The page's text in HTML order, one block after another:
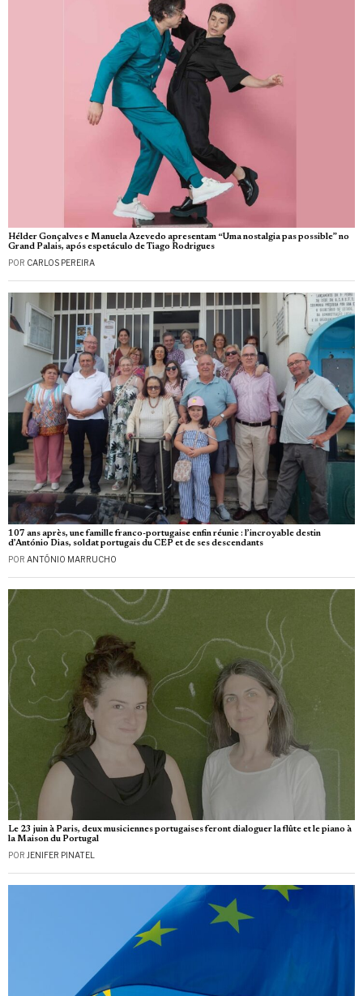
Hélder Gonçalves e Manuela Azevedo apresentam “Uma nostalgia pas possible” no
Grand Palais, após espetáculo de Tiago Rodrigues
POR CARLOS PEREIRA
107 ans après, une famille franco-portugaise enfin réunie : l’incroyable destin
d’António Dias, soldat portugais du CEP et de ses descendants
POR ANTÓNIO MARRUCHO
Le 23 juin à Paris, deux musiciennes portugaises feront dialoguer la flûte et le piano à
la Maison du Portugal
POR JENIFER PINATEL